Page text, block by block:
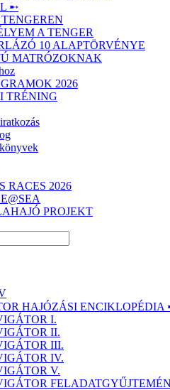
➸
A TENGER
10 ALAPTÖRVÉNYE
MATRÓZOKNAK
2026
TRÉNING
RACES 2026
PROJEKT
HAJÓZÁSI ENCIKLOPÉDIA
I.
II.
III.
IV.
V.